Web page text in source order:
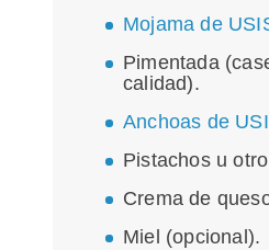
Mojama de
Pimentada
calidad).
Anchoas de
Pistachos u
Crema de
Miel (opcional).